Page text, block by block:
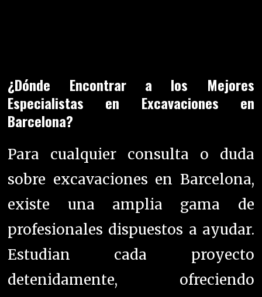
excavación una obra de arte», una
frase que refleja la dedicación y el
con cada proyecto que emprenden.
YOU MIGHT BE INTERESTED IN